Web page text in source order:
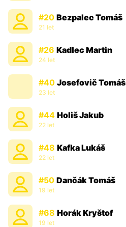
Bezpalec Tomáš
#20
21 let
Kadlec Martin
#26
24 let
Josefovič Tomáš
#40
23 let
Holiš Jakub
#44
22 let
Kafka Lukáš
#48
22 let
Dančák Tomáš
#50
19 let
Horák Kryštof
#68
19 let